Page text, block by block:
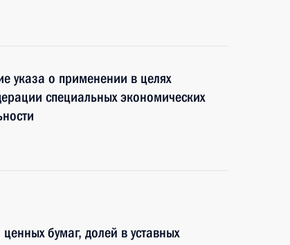
указа о применении в целях
специальных экономических
бумаг, долей в уставных